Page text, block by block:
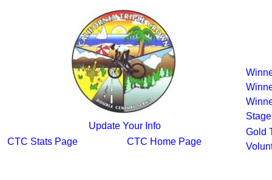
Update Your Info
CTC Stats Page
CTC Home Page
Gold